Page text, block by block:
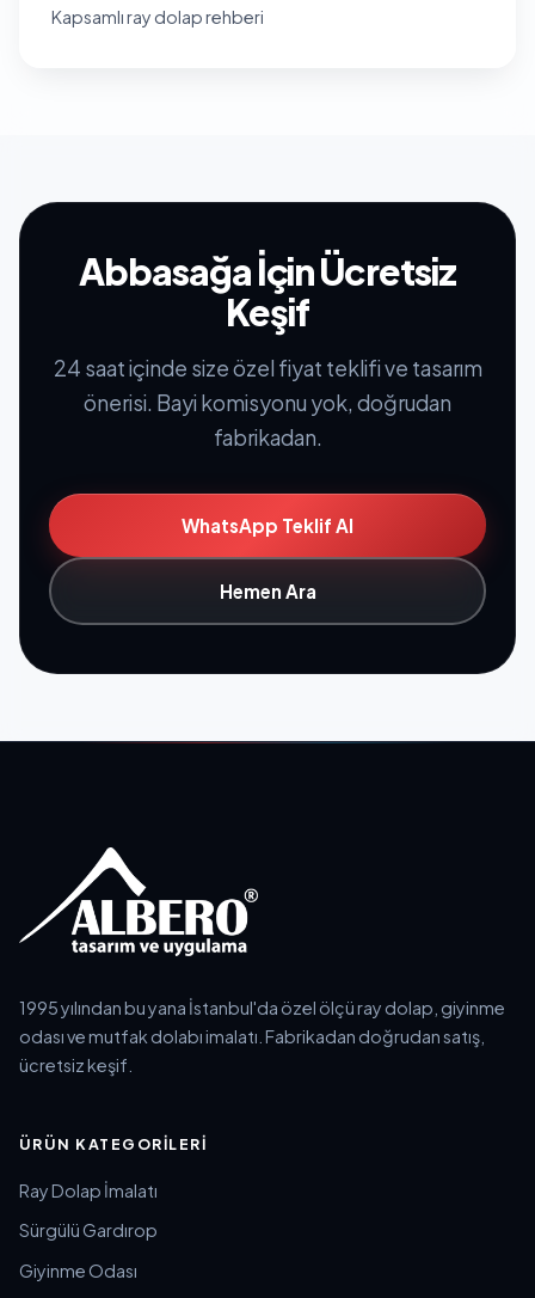
Kapsamlı ray dolap rehberi
Abbasağa İçin Ücretsiz
Keşif
24 saat içinde size özel fiyat teklifi ve tasarım
önerisi. Bayi komisyonu yok, doğrudan
fabrikadan.
WhatsApp Teklif Al
Hemen Ara
1995 yılından bu yana İstanbul'da özel ölçü ray dolap, giyinme
odası ve mutfak dolabı imalatı. Fabrikadan doğrudan satış,
ücretsiz keşif.
ÜRÜN KATEGORILERI
Ray Dolap İmalatı
Sürgülü Gardırop
Giyinme Odası